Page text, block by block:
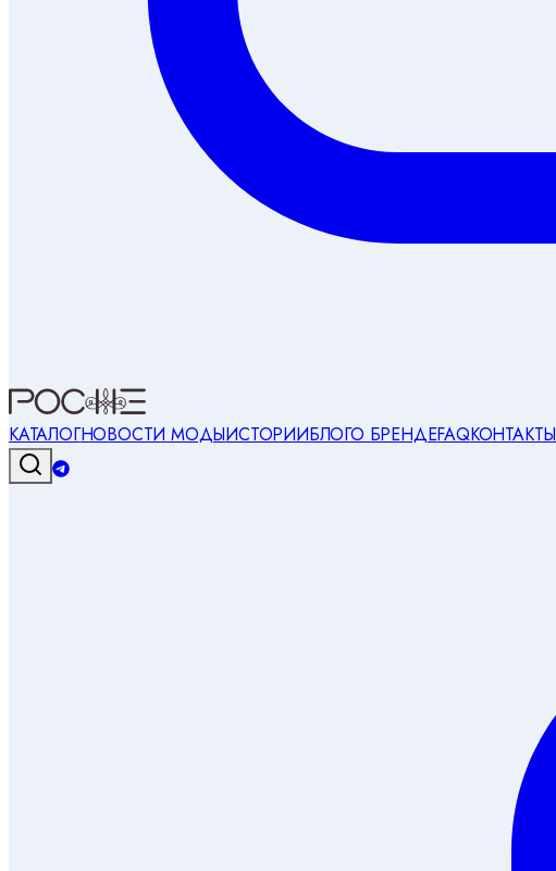
КАТАЛОГНОВОСТИ МОДЫИСТОРИИБЛОГО БРЕНДЕFAQКОНТАКТЫ